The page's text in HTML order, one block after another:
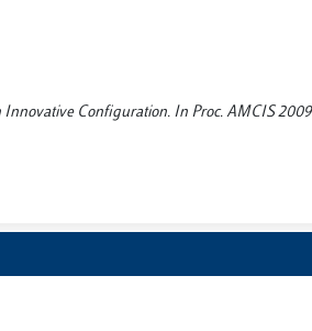
Innovative Configuration. In Proc. AMCIS 2009